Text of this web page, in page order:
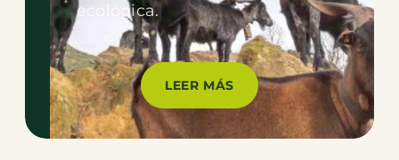
ecológica.
LEER MÁS